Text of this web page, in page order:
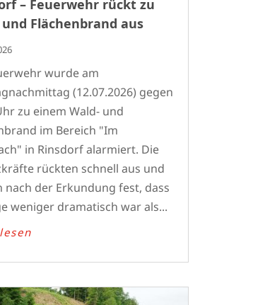
– Feuerwehr rückt zu
und Flächenbrand aus
wurde am
(12.07.2026) gegen
zu einem Wald- und
im Bereich "Im
in Rinsdorf alarmiert. Die
rückten schnell aus und
nach der Erkundung fest, dass
weniger dramatisch war als...